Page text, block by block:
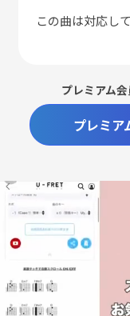
この曲は対応し
プレミアム
プレミア